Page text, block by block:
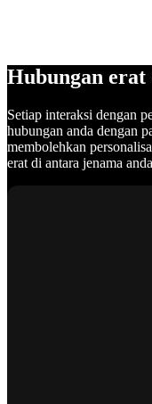
Hubungan erat
Setiap interaksi dengan
hubungan anda dengan
membolehkan
erat di antara jenama